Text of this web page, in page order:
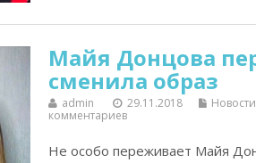
Майя Донцова
сменила образ
admin 29.11.2018
комментариев
Не особо переживает Майя